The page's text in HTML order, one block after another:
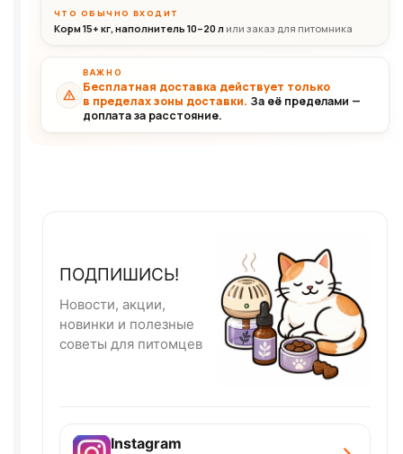
ЧТО ОБЫЧНО ВХОДИТ
Корм 15+ кг, наполнитель 10–20 л или заказ для питомника
ВАЖНО
Бесплатная доставка действует только
в пределах зоны доставки. За её пределами —
доплата за расстояние.
ПОДПИШИСЬ!
Новости, акции,
новинки и полезные
советы для питомцев
Instagram